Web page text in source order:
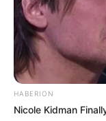
HABERION
Nicole Kidman